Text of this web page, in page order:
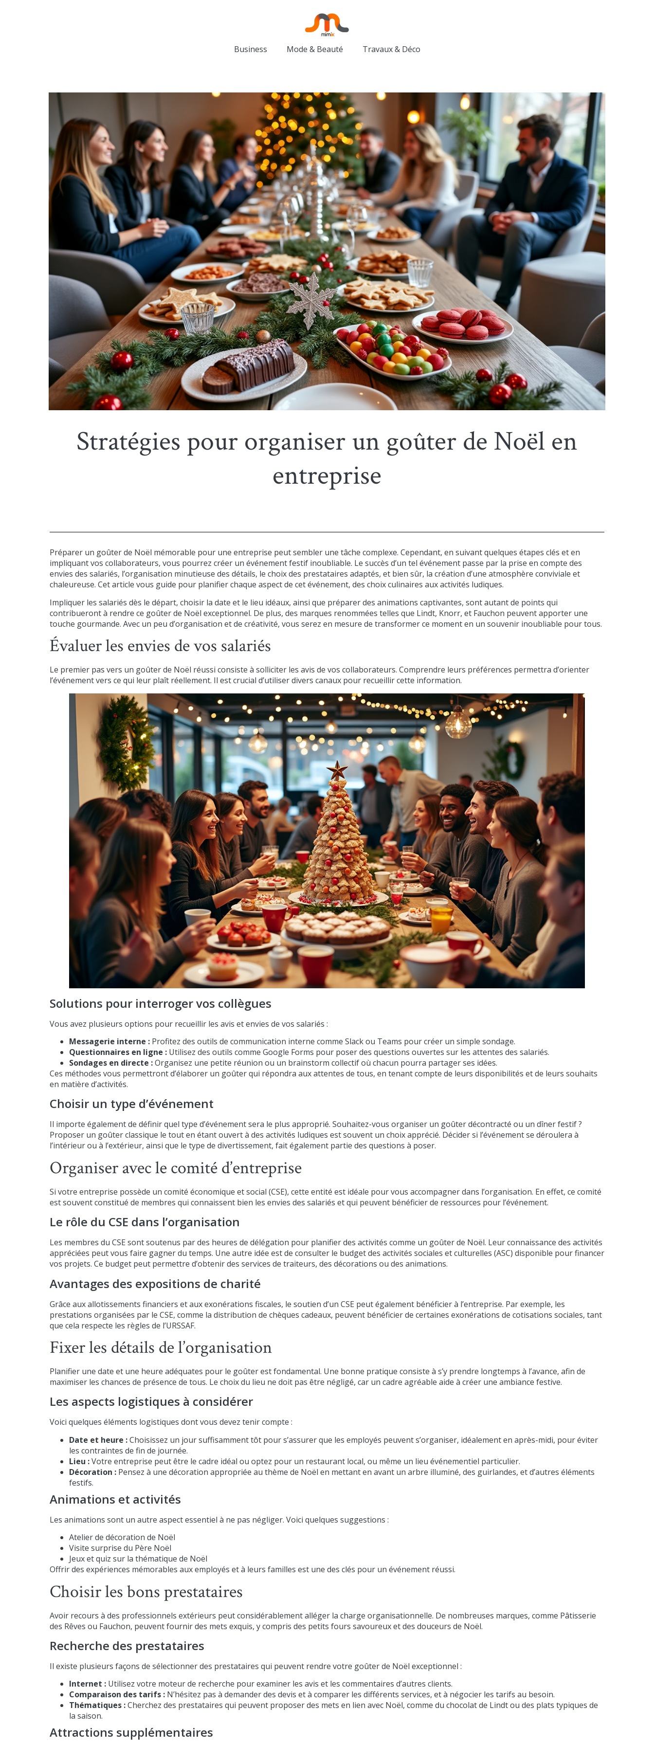
Business Mode & Beauté Travaux & Déco
Stratégies pour organiser un goûter de Noël en
entreprise
Préparer un goûter de Noël mémorable pour une entreprise peut sembler une tâche complexe. Cependant, en suivant quelques étapes clés et en
impliquant vos collaborateurs, vous pourrez créer un événement festif inoubliable. Le succès d’un tel événement passe par la prise en compte des
envies des salariés, l’organisation minutieuse des détails, le choix des prestataires adaptés, et bien sûr, la création d’une atmosphère conviviale et
chaleureuse. Cet article vous guide pour planifier chaque aspect de cet événement, des choix culinaires aux activités ludiques.
Impliquer les salariés dès le départ, choisir la date et le lieu idéaux, ainsi que préparer des animations captivantes, sont autant de points qui
contribueront à rendre ce goûter de Noël exceptionnel. De plus, des marques renommées telles que Lindt, Knorr, et Fauchon peuvent apporter une
touche gourmande. Avec un peu d’organisation et de créativité, vous serez en mesure de transformer ce moment en un souvenir inoubliable pour tous.
Évaluer les envies de vos salariés
Le premier pas vers un goûter de Noël réussi consiste à solliciter les avis de vos collaborateurs. Comprendre leurs préférences permettra d’orienter
l’événement vers ce qui leur plaît réellement. Il est crucial d’utiliser divers canaux pour recueillir cette information.
Solutions pour interroger vos collègues
Vous avez plusieurs options pour recueillir les avis et envies de vos salariés :
Messagerie interne : Profitez des outils de communication interne comme Slack ou Teams pour créer un simple sondage.
Questionnaires en ligne : Utilisez des outils comme Google Forms pour poser des questions ouvertes sur les attentes des salariés.
Sondages en directe :Organisez une petite réunion ou un brainstorm collectif où chacun pourra partager ses idées.
Ces méthodes vous permettront d’élaborer un goûter qui répondra aux attentes de tous, en tenant compte de leurs disponibilités et de leurs souhaits
en matière d’activités.
Choisir un type d’événement
Il importe également de définir quel type d’événement sera le plus approprié. Souhaitez-vous organiser un goûter décontracté ou un dîner festif ?
Proposer un goûter classique le tout en étant ouvert à des activités ludiques est souvent un choix apprécié. Décider si l’événement se déroulera à
l’intérieur ou à l’extérieur, ainsi que le type de divertissement, fait également partie des questions à poser.
Organiser avec le comité d’entreprise
Si votre entreprise possède un comité économique et social (CSE), cette entité est idéale pour vous accompagner dans l’organisation. En effet, ce comité
est souvent constitué de membres qui connaissent bien les envies des salariés et qui peuvent bénéficier de ressources pour l’événement.
Le rôle du CSE dans l’organisation
Les membres du CSE sont soutenus par des heures de délégation pour planifier des activités comme un goûter de Noël. Leur connaissance des activités
appréciées peut vous faire gagner du temps. Une autre idée est de consulter le budget des activités sociales et culturelles (ASC) disponible pour financer
vos projets. Ce budget peut permettre d’obtenir des services de traiteurs, des décorations ou des animations.
Avantages des expositions de charité
Grâce aux allotissements financiers et aux exonérations fiscales, le soutien d’un CSE peut également bénéficier à l’entreprise. Par exemple, les
prestations organisées par le CSE, comme la distribution de chèques cadeaux, peuvent bénéficier de certaines exonérations de cotisations sociales, tant
que cela respecte les règles de l’URSSAF.
Fixer les détails de l’organisation
Planifier une date et une heure adéquates pour le goûter est fondamental. Une bonne pratique consiste à s’y prendre longtemps à l’avance, afin de
maximiser les chances de présence de tous. Le choix du lieu ne doit pas être négligé, car un cadre agréable aide à créer une ambiance festive.
Les aspects logistiques à considérer
Voici quelques éléments logistiques dont vous devez tenir compte :
Date et heure :Choisissez un jour suffisamment tôt pour s’assurer que les employés peuvent s’organiser, idéalement en après-midi, pour éviter
les contraintes de fin de journée.
Lieu :Votre entreprise peut être le cadre idéal ou optez pour un restaurant local, ou même un lieu événementiel particulier.
Décoration : Pensez à une décoration appropriée au thème de Noël en mettant en avant un arbre illuminé, des guirlandes, et d’autres éléments
festifs.
Animations et activités
Les animations sont un autre aspect essentiel à ne pas négliger. Voici quelques suggestions :
Atelier de décoration de Noël
Visite surprise du Père Noël
Jeux et quiz sur la thématique de Noël
Offrir des expériences mémorables aux employés et à leurs familles est une des clés pour un événement réussi.
Choisir les bons prestataires
Avoir recours à des professionnels extérieurs peut considérablement alléger la charge organisationnelle. De nombreuses marques, comme Pâtisserie
des Rêves ou Fauchon, peuvent fournir des mets exquis, y compris des petits fours savoureux et des douceurs de Noël.
Recherche des prestataires
Il existe plusieurs façons de sélectionner des prestataires qui peuvent rendre votre goûter de Noël exceptionnel :
Internet : Utilisez votre moteur de recherche pour examiner les avis et les commentaires d’autres clients.
Comparaison des tarifs : N’hésitez pas à demander des devis et à comparer les différents services, et à négocier les tarifs au besoin.
Thématiques :Cherchez des prestataires qui peuvent proposer des mets en lien avec Noël, comme du chocolat de Lindt ou des plats typiques de
la saison.
Attractions supplémentaires